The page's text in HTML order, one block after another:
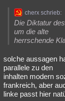
cherx schrieb:
Die Diktatur
um die alte
herrschende
solche aussagen
parallele zu den
inhalten modern
frankreich, aber
linke passt hier